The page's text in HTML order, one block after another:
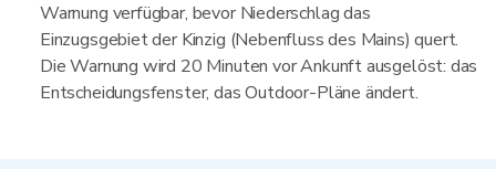
Warnung verfügbar, bevor Niederschlag das
Einzugsgebiet der Kinzig (Nebenfluss des Mains) quert.
Die Warnung wird 20 Minuten vor Ankunft ausgelöst: das
Entscheidungsfenster, das Outdoor-Pläne ändert.